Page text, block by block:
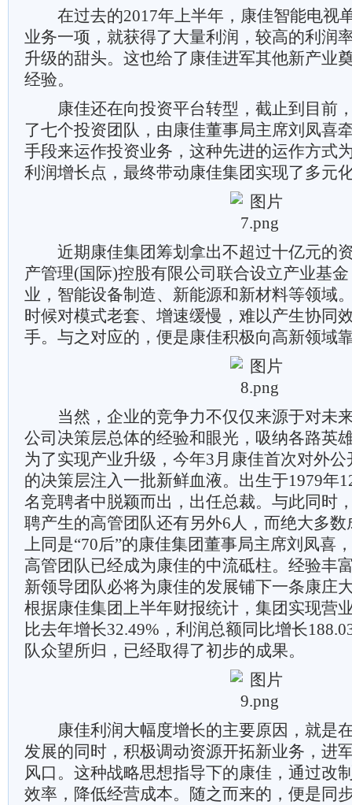
在过去的2017年上半年，康佳智能电视
业务一项，就获得了大量利润，较高的利润
升级的甜头。这也给了康佳进军其他新产业
经验。
康佳还在向投资平台转型，截止到目前
了七个投资团队，由康佳董事局主席刘凤喜
手段来运作投资业务，这种先进的运作方式
利润增长点，最终带动康佳集团实现了多元
近期康佳集团筹划拿出不超过十亿元的
产管理(国际)控股有限公司联合设立产业基
业，智能设备制造、新能源和新材料等领域
时候对模式老套、增速缓慢，难以产生协同
手。与之对应的，便是康佳积极向高新领域
当然，企业的竞争力不仅仅来源于对未
公司决策层总体的经验和眼光，吸纳各路英
为了实现产业升级，今年3月康佳首次对外
的决策层注入一批新鲜血液。出生于1979年
名竞聘者中脱颖而出，出任总裁。与此同时
聘产生的高管团队还有另外6人，而绝大多数
上同是“70后”的康佳集团董事局主席刘凤喜
高管团队已经成为康佳的中流砥柱。经验丰
新领导团队必将为康佳的发展铺下一条康庄
根据康佳集团上半年财报统计，集团实现营
比去年增长32.49%，利润总额同比增长
队众望所归，已经取得了初步的成果。
康佳利润大幅度增长的主要原因，就是
发展的同时，积极调动资源开拓新业务，进
风口。这种战略思想指导下的康佳，通过改
效率，降低经营成本。随之而来的，便是同